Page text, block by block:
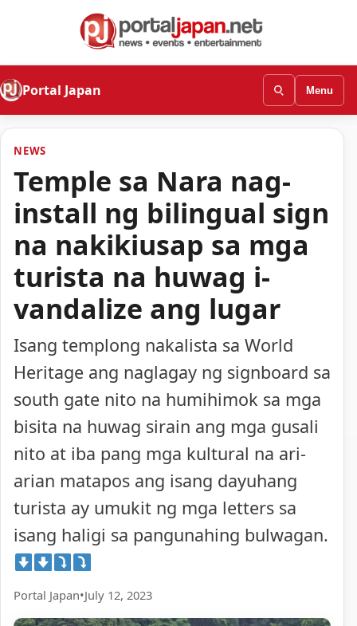
Portal Japan Menu
NEWS
Temple sa Nara nag-
install ng bilingual sign
na nakikiusap sa mga
turista na huwag i-
vandalize ang lugar
Isang templong nakalista sa World
Heritage ang naglagay ng signboard sa
south gate nito na humihimok sa mga
bisita na huwag sirain ang mga gusali
nito at iba pang mga kultural na ari-
arian matapos ang isang dayuhang
turista ay umukit ng mga letters sa
isang haligi sa pangunahing bulwagan.
Portal Japan•July 12, 2023